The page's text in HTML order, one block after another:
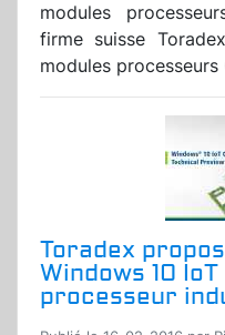
modules
firme suisse
modules
Toradex
Windows 10
processeur